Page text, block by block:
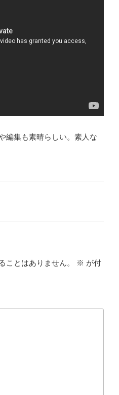
編集も素晴らしい。素人な
ことはありません。 ※ が付